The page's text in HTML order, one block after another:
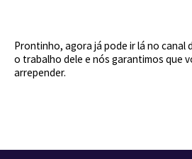
Prontinho, agora já pode ir lá no canal
o trabalho dele e nós garantimos que
arrepender.